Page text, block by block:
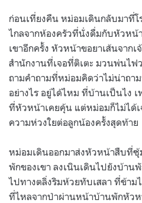
ก่อนเที่ยงคืน หม่อมเดินกลับมาที่โ
ไกลจากห้องครัวที่นั่งดื่มกับหัวห
เขาอีกครั้ง หัวหน้าขอยาเส้นจาก
สำนักงานที่เจอที่ติเตะ มวนพ่นไฟ
ถามคำถามที่หม่อมคิดว่าไม่น่าถา
อย่างไร อยู่ได้ไหม ที่บ้านเป็นไง
ที่หัวหน้าเคยคุ้น แต่หม่อมก็ไม่ได้
ความห่วงใยต่อลูกน้องครั้งสุดท้าย
หม่อมเดินออกมาส่งหัวหน้าสืบที่ซุ้
พักของเขา ลงเนินเดินไปยังบ้า
ไปทางตลิ่งริมห้วยทับเสลา ที่ข้า
ที่ไหลจากป่าผ่านหน้าบ้านพักหัว